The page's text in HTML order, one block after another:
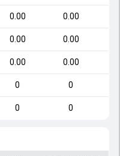
0.00 0.00
0.00 0.00
0.00 0.00
0 0
0 0